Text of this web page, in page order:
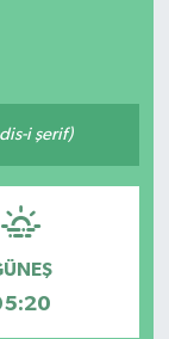
i şerif)